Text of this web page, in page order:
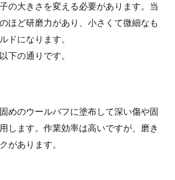
の大きさを変える必要があります。当
ほど研磨力があり、小さくて微細なも
ドになります。
下の通りです。
めのウールバフに塗布して深い傷や固
します。作業効率は高いですが、磨き
があります。